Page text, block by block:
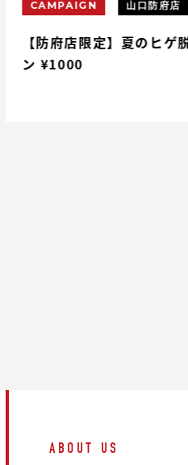
CAMPAIGN 山口防府店
【防府店限定】夏のヒゲ
ン ¥1000
ABOUT US